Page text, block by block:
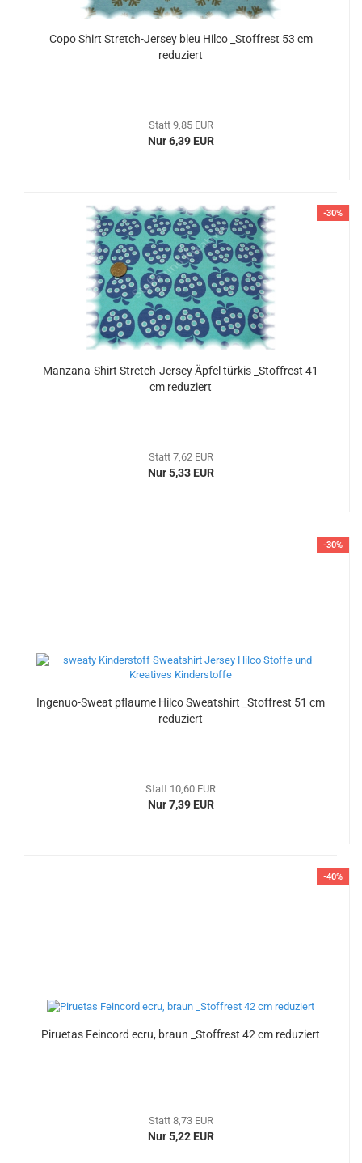
Copo Shirt Stretch-Jersey bleu Hilco _Stoffrest 53 cm
reduziert
Statt 9,85 EUR
Nur 6,39 EUR
-30%
Manzana-Shirt Stretch-Jersey Äpfel türkis _Stoffrest 41
cm reduziert
Statt 7,62 EUR
Nur 5,33 EUR
-30%
Ingenuo-Sweat pflaume Hilco Sweatshirt _Stoffrest 51 cm
reduziert
Statt 10,60 EUR
Nur 7,39 EUR
-40%
Piruetas Feincord ecru, braun _Stoffrest 42 cm reduziert
Statt 8,73 EUR
Nur 5,22 EUR